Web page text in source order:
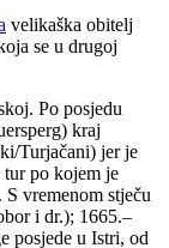
velikaška obitelj
se u drugoj
Po posjedu
kraj
Turjačani) jer je
po kojem je
vremenom stječu
i dr.); 1665.–
posjede u Istri, od